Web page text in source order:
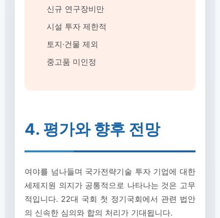
신규 연구장비만
시설 투자 제한적
토지·건물 제외
중고품 미인정
4. 평가와 향후 전망
여야를 넘나들며 국가전략기술 투자 기업에 대한
세제지원 의지가 공통적으로 나타나는 것은 고무
적입니다. 22대 국회 첫 정기국회에서 관련 법안
의 신속한 심의와 합의 처리가 기대됩니다.